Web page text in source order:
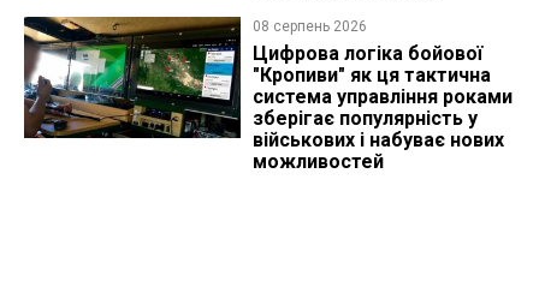
08 серпень 2026
Цифрова логіка бойової
"Кропиви" як ця тактична
система управління роками
зберігає популярність у
військових і набуває нових
можливостей